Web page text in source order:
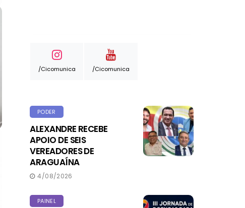
/cicomunica /cicomunica
PODER
ALEXANDRE RECEBE
APOIO DE SEIS
VEREADORES DE
ARAGUAÍNA
4/08/2026
PAINEL